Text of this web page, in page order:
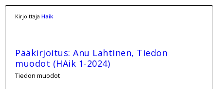
Kirjoittaja Haik
Pääkirjoitus: Anu Lahtinen, Tiedon
muodot (HAik 1-2024)
Tiedon muodot